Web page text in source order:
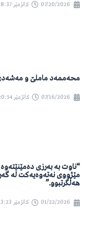
07/20/2026 کاتژمێر
محەممەد ماملێ و
07/16/2026 کاتژمێر
“ناوت بە بەرزی
مێژووی نەتەوەیەکت لە
هەڵگرتبوو.”
01/22/2026 کاتژمێر